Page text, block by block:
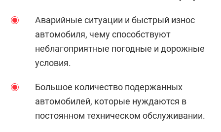
Аварийные ситуации и быстрый износ
автомобиля, чему способствуют
неблагоприятные погодные и дорожные
условия.
Большое количество подержанных
автомобилей, которые нуждаются в
постоянном техническом обслуживании.